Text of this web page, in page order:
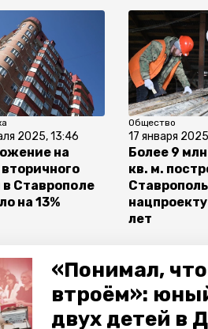
«Понимал,
втроём»:
двух детей в
2025, 13:46
на
Ставрополе
на 13%
Общество
17 января
Более 9
кв. м.
лет
край жильё